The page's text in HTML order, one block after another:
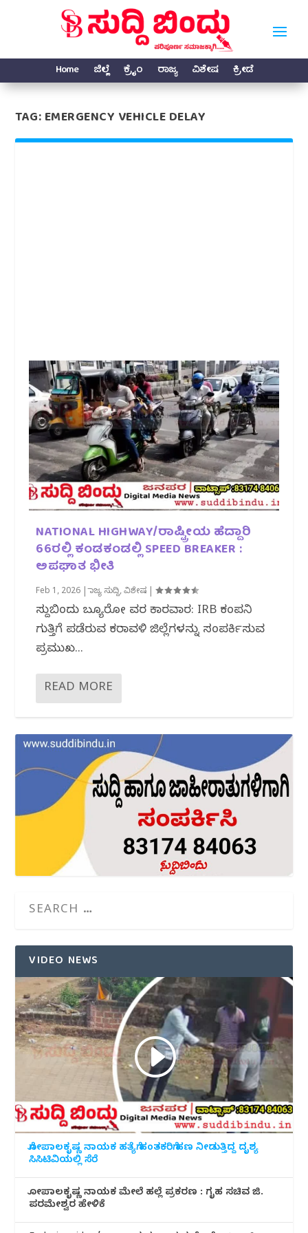
Home ಜಿಲ್ಲೆ ಕ್ರೈಂ ರಾಜ್ಯ ವಿಶೇಷ ಕ್ರೀಡೆ
TAG:EMERGENCY VEHICLE DELAY
NATIONAL HIGHWAY/ರಾಷ್ಟ್ರೀಯ ಹೆದ್ದಾರಿ
66ರಲ್ಲಿ ಕಂಡಕಂಡಲ್ಲಿ SPEED BREAKER :
ಅಪಘಾತ ಭೀತಿ
Feb 1, 2026 |ರಾಜ್ಯ ಸುದ್ದಿ,ವಿಶೇಷ |
ಸುದ್ದಿಬಿಂದು ಬ್ಯೂರೋ ವರದಿ ಕಾರವಾರ: IRB ಕಂಪನಿ
ಗುತ್ತಿಗೆ ಪಡೆದಿರುವ ಕರಾವಳಿ ಜಿಲ್ಲೆಗಳನ್ನು ಸಂಪರ್ಕಿಸುವ
ಪ್ರಮುಖ...
READ MORE
VIDEO NEWS
ಗೋಪಾಲಕೃಷ್ಣ ನಾಯಕ ಹತ್ಯೆಗೆ ಹಂತಕರಿಗೆ ಹಣ ನೀಡುತ್ತಿದ್ದ ದೃಶ್ಯ
ಸಿಸಿಟಿವಿಯಲ್ಲಿ ಸೆರೆ
ಗೋಪಾಲಕೃಷ್ಣ ನಾಯಕ ಮೇಲೆ ಹಲ್ಲೆ ಪ್ರಕರಣ : ಗೃಹ ಸಚಿವ ಜಿ.
ಪರಮೇಶ್ವರ ಹೇಳಿಕೆ